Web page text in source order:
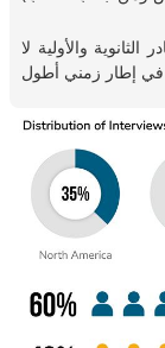
والأولية لا